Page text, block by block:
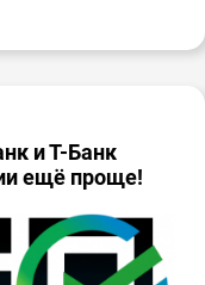
и Т-Банк
ещё проще!